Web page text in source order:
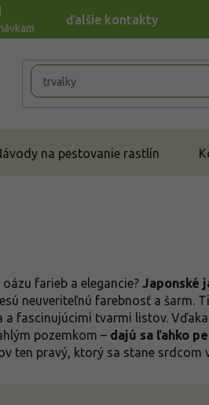
ďalšie kontakty
na pestovanie rastlín
farieb a elegancie? Japonské
neuveriteľnú farebnosť a šarm.
fascinujúcimi tvarmi listov.
pozemkom – dajú sa ľahko
ten pravý, ktorý sa stane srdcom